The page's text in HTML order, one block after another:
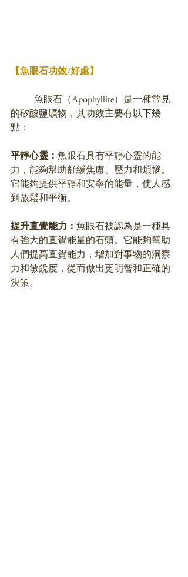
【魚眼石功效/好處】
的矽酸鹽礦物，其功效主要有以下幾
點：
平靜心靈： 魚眼石具有平靜心靈的能
力，能夠幫助舒緩焦慮、壓力和煩惱。
它能夠提供平靜和安寧的能量，使人感
到放鬆和平衡。
提升直覺能力： 魚眼石被認為是一種具
有強大的直覺能量的石頭。它能夠幫助
人們提高直覺能力，增加對事物的洞察
力和敏銳度，從而做出更明智和正確的
決策。